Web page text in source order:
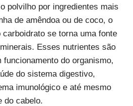
polvilho por ingredientes mais
de amêndoa ou de coco, o
carboidrato se torna uma fonte
Esses nutrientes são
do organismo,
do sistema digestivo,
imunológico e até mesmo
do cabelo.